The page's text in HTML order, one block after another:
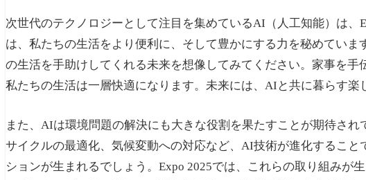
次世代のテクノロジーとして注目を集めているAI（人工知能）は、
は、私たちの生活をより便利に、そして豊かにする力を秘めてい
の生活を手助けしてくれる未来を想像してみてください。家事を手
私たちの生活は一層快適になります。未来には、AIと共に暮らす楽
また、AIは環境問題の解決にも大きな役割を果たすことが期待さ
サイクルの最適化、気候変動への対応など、AI技術が進化するこ
ションが生まれるでしょう。Expo 2025では、これらの取り組みが